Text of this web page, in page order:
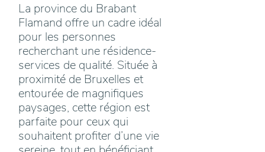
La province du Brabant
Flamand offre un cadre idéal
pour les personnes
recherchant une résidence-
services de qualité. Située à
proximité de Bruxelles et
entourée de magnifiques
paysages, cette région est
parfaite pour ceux qui
souhaitent profiter d’une vie